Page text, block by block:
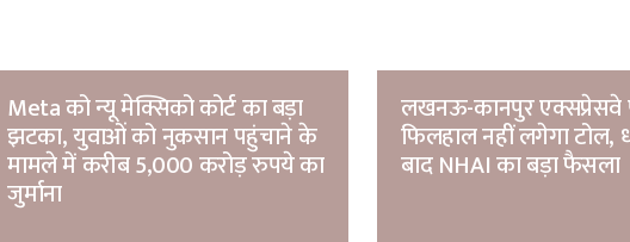
Meta को न्यू मेक्सिको कोर्ट का बड़ा
झटका, युवाओं को नुकसान पहुंचाने के
मामले में करीब 5,000 करोड़ रुपये का
जुर्माना
लखनऊ-कानपुर एक्सप्रेसवे
फिलहाल नहीं लगेगा टोल,
बाद NHAI का बड़ा फैसला